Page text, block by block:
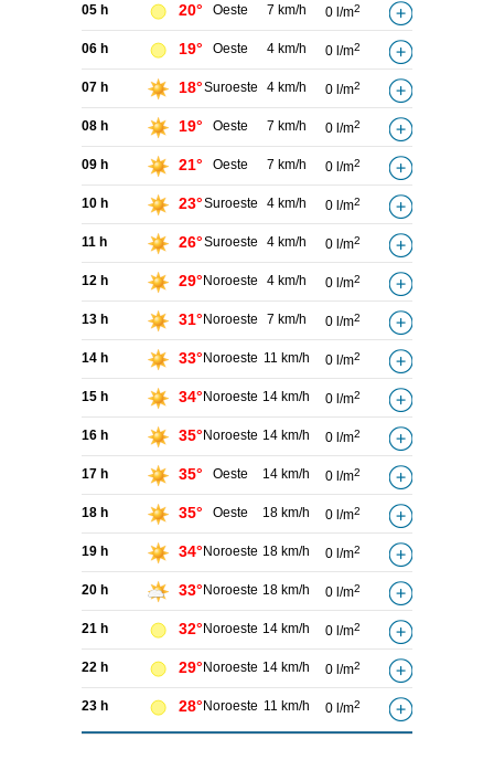
05 h 20° Oeste 7 km/h 0 l/m2
06 h 19° Oeste 4 km/h 0 l/m2
07 h 18°Suroeste 4 km/h 0 l/m2
08 h 19° Oeste 7 km/h 0 l/m2
09 h 21° Oeste 7 km/h 0 l/m2
10 h 23°Suroeste 4 km/h 0 l/m2
11 h 26°Suroeste 4 km/h 0 l/m2
12 h 29° Noroeste 4 km/h 0 l/m2
13 h 31° Noroeste 7 km/h 0 l/m2
14 h 33° Noroeste 11 km/h 0 l/m2
15 h 34° Noroeste 14 km/h 0 l/m2
16 h 35° Noroeste 14 km/h 0 l/m2
17 h 35° Oeste 14 km/h 0 l/m2
18 h 35° Oeste 18 km/h 0 l/m2
19 h 34° Noroeste 18 km/h 0 l/m2
20 h 33° Noroeste 18 km/h 0 l/m2
21 h 32° Noroeste 14 km/h 0 l/m2
22 h 29° Noroeste 14 km/h 0 l/m2
23 h 28° Noroeste 11 km/h 0 l/m2